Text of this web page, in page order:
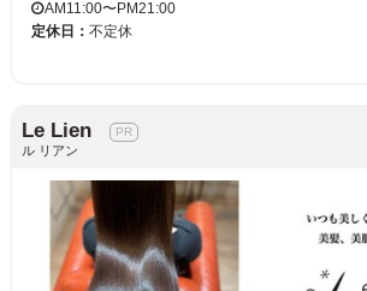
AM11:00〜PM21:00
定休日： 不定休
Le Lien
ル リアン